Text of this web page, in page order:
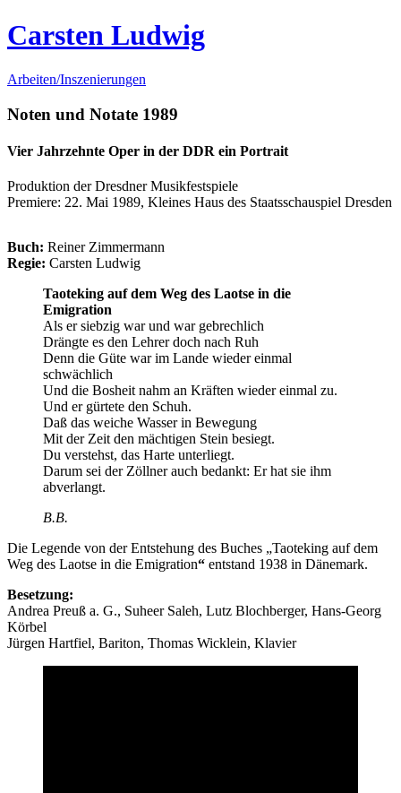
Carsten Ludwig
Arbeiten/Inszenierungen
Noten und Notate 1989
Vier Jahrzehnte Oper in der DDR ein Portrait
Produktion der Dresdner Musikfestspiele
Premiere: 22. Mai 1989, Kleines Haus des Staatsschauspiel Dresden
Buch: Reiner Zimmermann
Regie: Carsten Ludwig
Taoteking auf dem Weg des Laotse in die
Emigration
Als er siebzig war und war gebrechlich
Drängte es den Lehrer doch nach Ruh
Denn die Güte war im Lande wieder einmal
schwächlich
Und die Bosheit nahm an Kräften wieder einmal zu.
Und er gürtete den Schuh.
Daß das weiche Wasser in Bewegung
Mit der Zeit den mächtigen Stein besiegt.
Du verstehst, das Harte unterliegt.
Darum sei der Zöllner auch bedankt: Er hat sie ihm
abverlangt.
B.B.
Die Legende von der Entstehung des Buches „Taoteking auf dem
Weg des Laotse in die Emigration“ entstand 1938 in Dänemark.
Besetzung:
Andrea Preuß a. G., Suheer Saleh, Lutz Blochberger, Hans-Georg
Körbel
Jürgen Hartfiel, Bariton, Thomas Wicklein, Klavier